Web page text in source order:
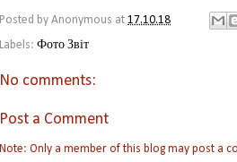
Posted by Anonymous at 17.10.18
Labels: Фото Звіт
No comments:
Post a Comment
Note: Only a member of this blog may post a